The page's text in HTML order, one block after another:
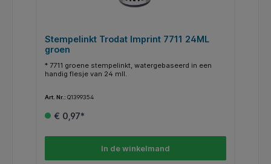
Stempelinkt Trodat Imprint 7711 24ML
groen
* 7711 groene stempelinkt, watergebaseerd in een
handig flesje van 24 mll.
Art. Nr.: Q1399354
€ 0,97*
In de winkelmand